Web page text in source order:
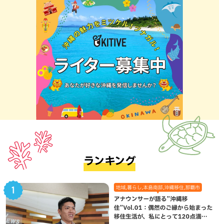
ランキング
地域,暮らし,本島南部,沖縄移住,那覇市
アナウンサーが語る”沖縄移
住”Vol.01：偶然のご縁から始まった
移住生活が、私にとって120点満点